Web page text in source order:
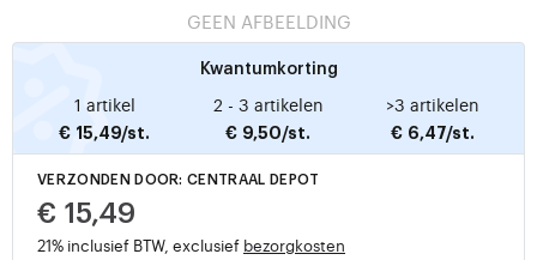
GEEN AFBEELDING
Kwantumkorting
1 artikel
€ 15,49/st.
2 - 3 artikelen
€ 9,50/st.
>3 artikelen
€ 6,47/st.
VERZONDEN DOOR: CENTRAAL DEPOT
€ 15,49
21% inclusief BTW, exclusief bezorgkosten